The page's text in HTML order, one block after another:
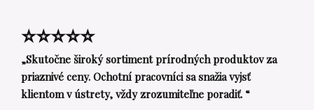
⭐⭐⭐⭐⭐
„Skutočne široký sortiment prírodných produktov za
priaznivé ceny. Ochotní pracovníci sa snažia vyjsť
klientom v ústrety, vždy zrozumiteľne poradiť. “